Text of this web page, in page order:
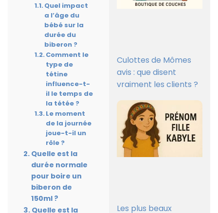
Quel impact
a l’âge du
bébé sur la
durée du
biberon ?
Comment le
type de
tétine
influence-t-
il le temps de
la tétée ?
Le moment
de la journée
joue-t-il un
rôle ?
Quelle est la
durée normale
pour boire un
biberon de
150ml ?
Quelle est la
Culottes de Mômes
avis : que disent
vraiment les clients ?
Les plus beaux